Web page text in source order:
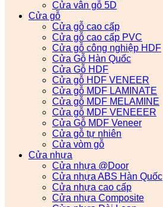
Cửa vân gỗ 5D
Cửa gỗ
Cửa gỗ cao cấp
Cửa gỗ cao cấp PVC
Cửa gỗ công nghiệp HDF
Cửa Gỗ Hàn Quốc
Cửa Gỗ HDF
Cửa gỗ HDF VENEER
Cửa gỗ MDF LAMINATE
Cửa gỗ MDF MELAMINE
Cửa gỗ MDF VENEEER
Cửa Gỗ MDF Veneer
Cửa gỗ tự nhiên
Cửa vòm gỗ
Cửa nhựa
Cửa nhựa @Door
Cửa nhựa ABS Hàn Quốc
Cửa nhựa cao cấp
Cửa nhựa Composite